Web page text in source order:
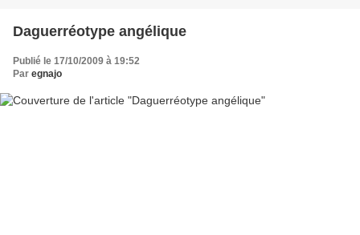
Daguerréotype angélique
Publié le 17/10/2009 à 19:52
Par egnajo